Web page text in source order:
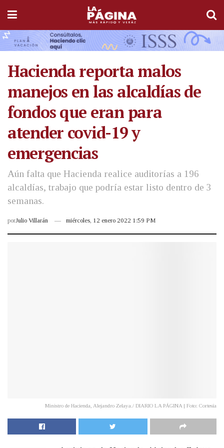
Hacienda reporta malos
manejos en las alcaldías de
fondos que eran para
atender covid-19 y
emergencias
Aún falta que Hacienda realice auditorías a 196
alcaldías, trabajo que podría estar listo dentro de 3
semanas.
porJulio Villarán miércoles, 12 enero 2022 1:59 PM
Ministro de Hacienda, Alejandro Zelaya./ DIARIO LA PÁGINA | Foto: Cortesía